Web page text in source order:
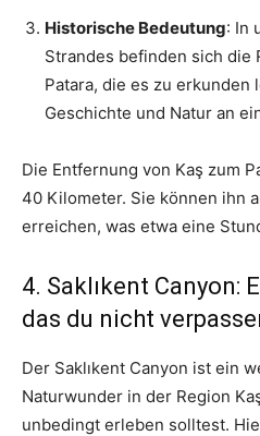
Historische Bedeutung: In
Strandes befinden sich die
Patara, die es zu erkunden
Geschichte und Natur an
Die Entfernung von Kaş zum
40 Kilometer. Sie können ihn
erreichen, was etwa eine
4. Saklıkent Canyon:
das du nicht
Der Saklıkent Canyon ist ein
Naturwunder in der Region
unbedingt erleben solltest.